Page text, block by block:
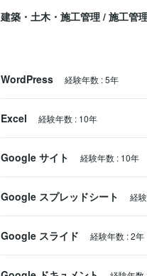
建築・土木・施工管理 / 施工管
WordPress 経験年数 :5年
Excel 経験年数 : 10年
Google サイト 経験年数 : 10年
Google スプレッドシート 経
Google スライド 経験年数 :2年